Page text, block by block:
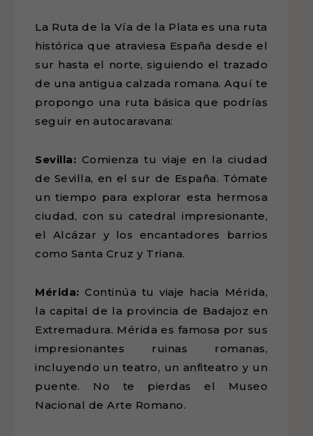
La Ruta de la Vía de la Plata es una ruta
histórica que atraviesa España desde el
sur hasta el norte, siguiendo el trazado
de una antigua calzada romana. Aquí te
propongo una ruta básica que podrías
seguir en autocaravana:
Sevilla: Comienza tu viaje en la ciudad
de Sevilla, en el sur de España. Tómate
un tiempo para explorar esta hermosa
ciudad, con su catedral impresionante,
el Alcázar y los encantadores barrios
como Santa Cruz y Triana.
Mérida: Continúa tu viaje hacia Mérida,
la capital de la provincia de Badajoz en
Extremadura. Mérida es famosa por sus
impresionantes ruinas romanas,
incluyendo un teatro, un anfiteatro y un
puente. No te pierdas el Museo
Nacional de Arte Romano.